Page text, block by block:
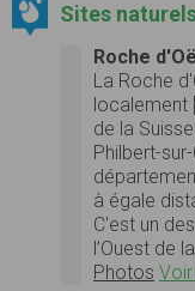
Sites
Roche
La Roche
de la
Philbert-
à égale
C'est un
l’Ouest de
Photos